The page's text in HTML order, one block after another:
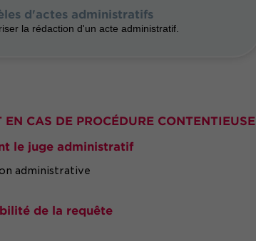
d'actes administratifs
la rédaction d'un acte administratif.
CAS DE PROCÉDURE CONTENTIEUSE
le juge administratif
administrative
de la requête